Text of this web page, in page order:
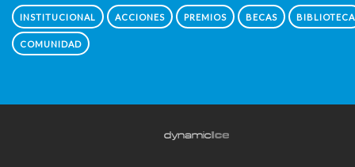
INSTITUCIONAL ACCIONES PREMIOS BECAS BIBLIOTECA
COMUNIDAD